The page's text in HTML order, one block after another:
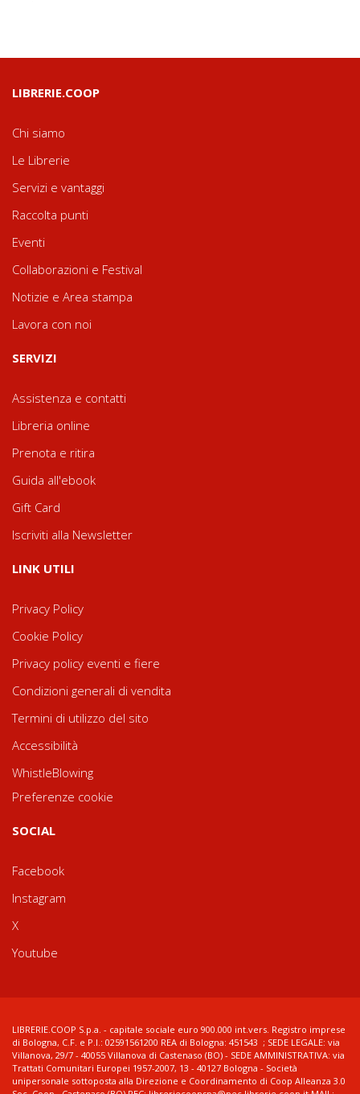
LIBRERIE.COOP
Chi siamo
Le Librerie
Servizi e vantaggi
Raccolta punti
Eventi
Collaborazioni e Festival
Notizie e Area stampa
Lavora con noi
SERVIZI
Assistenza e contatti
Libreria online
Prenota e ritira
Guida all'ebook
Gift Card
Iscriviti alla Newsletter
LINK UTILI
Privacy Policy
Cookie Policy
Privacy policy eventi e fiere
Condizioni generali di vendita
Termini di utilizzo del sito
Accessibilità
WhistleBlowing
Preferenze cookie
SOCIAL
Facebook
Instagram
X
Youtube
LIBRERIE.COOP S.p.a. - capitale sociale euro 900.000 int.vers. Registro imprese
di Bologna, C.F. e P.I.: 02591561200 REA di Bologna: 451543 ; SEDE LEGALE: via
Villanova, 29/7 - 40055 Villanova di Castenaso (BO) - SEDE AMMINISTRATIVA: via
Trattati Comunitari Europei 1957-2007, 13 - 40127 Bologna - Società
unipersonale sottoposta alla Direzione e Coordinamento di Coop Alleanza 3.0